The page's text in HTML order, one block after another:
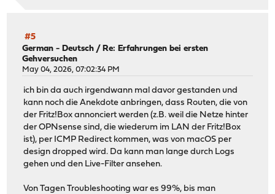
#5
German - Deutsch / Re: Erfahrungen bei ersten
Gehversuchen
May 04, 2026, 07:02:34 PM
ich bin da auch irgendwann mal davor gestanden und
kann noch die Anekdote anbringen, dass Routen, die von
der Fritz!Box annonciert werden (z.B. weil die Netze hinter
der OPNsense sind, die wiederum im LAN der Fritz!Box
ist), per ICMP Redirect kommen, was von macOS per
design dropped wird. Da kann man lange durch Logs
gehen und den Live-Filter ansehen.
Von Tagen Troubleshooting war es 99%, bis man